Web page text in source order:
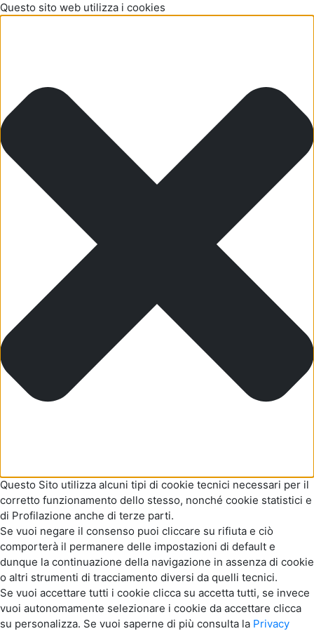
Questo sito web utilizza i cookies
Questo Sito utilizza alcuni tipi di cookie tecnici necessari per il
corretto funzionamento dello stesso, nonché cookie statistici e
di Profilazione anche di terze parti.
Se vuoi negare il consenso puoi cliccare su rifiuta e ciò
comporterà il permanere delle impostazioni di default e
dunque la continuazione della navigazione in assenza di cookie
o altri strumenti di tracciamento diversi da quelli tecnici.
Se vuoi accettare tutti i cookie clicca su accetta tutti, se invece
vuoi autonomamente selezionare i cookie da accettare clicca
su personalizza. Se vuoi saperne di più consulta la Privacy